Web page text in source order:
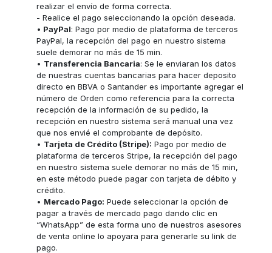
realizar el envío de forma correcta.
- Realice el pago seleccionando la opción deseada.
• PayPal: Pago por medio de plataforma de terceros
PayPal, la recepción del pago en nuestro sistema
suele demorar no más de 15 min.
• Transferencia Bancaria: Se le enviaran los datos
de nuestras cuentas bancarias para hacer deposito
directo en BBVA o Santander es importante agregar el
número de Orden como referencia para la correcta
recepción de la información de su pedido, la
recepción en nuestro sistema será manual una vez
que nos envié el comprobante de depósito.
• Tarjeta de Crédito (Stripe): Pago por medio de
plataforma de terceros Stripe, la recepción del pago
en nuestro sistema suele demorar no más de 15 min,
en este método puede pagar con tarjeta de débito y
crédito.
• Mercado Pago: Puede seleccionar la opción de
pagar a través de mercado pago dando clic en
“WhatsApp” de esta forma uno de nuestros asesores
de venta online lo apoyara para generarle su link de
pago.